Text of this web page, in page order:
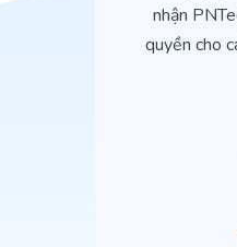
nhận
quyền cho